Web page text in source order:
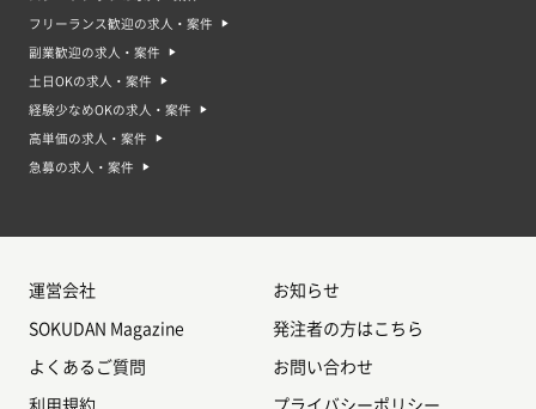
フリーランス歓迎の求人・案件
副業歓迎の求人・案件
土日OKの求人・案件
経験少なめOKの求人・案件
高単価の求人・案件
急募の求人・案件
運営会社 お知らせ
SOKUDAN Magazine 発注者の方はこちら
よくあるご質問 お問い合わせ
利用規約 プライバシーポリシー